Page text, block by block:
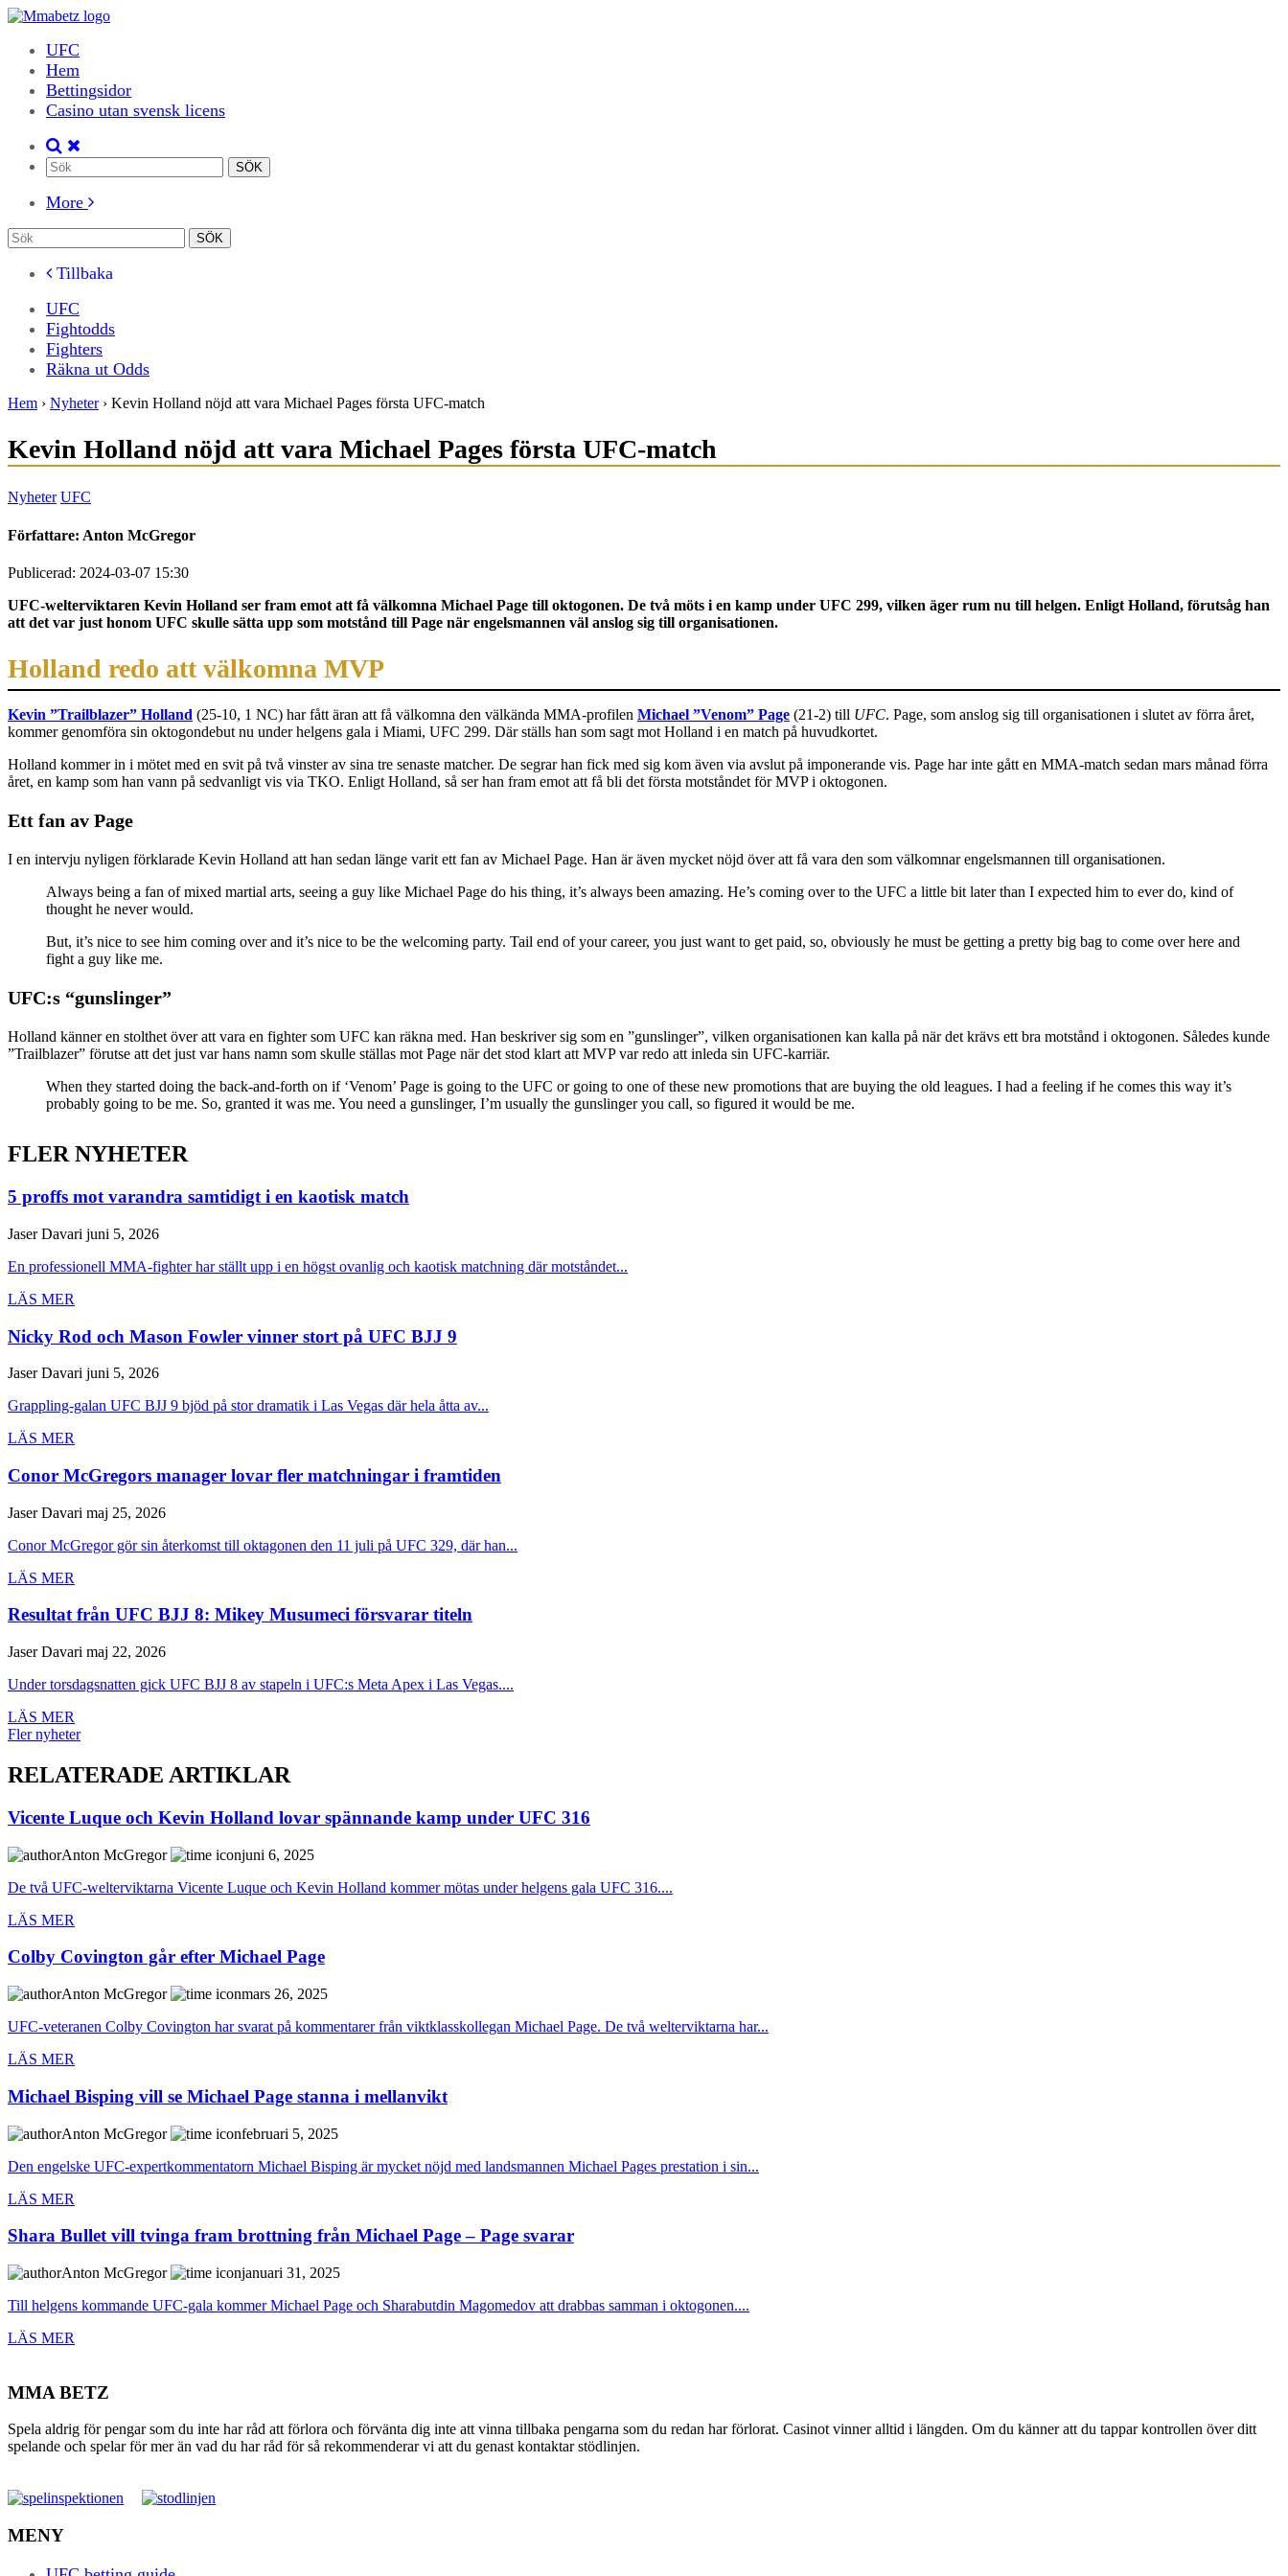
UFC
Hem
Bettingsidor
Casino utan svensk licens
More
Tillbaka
UFC
Fightodds
Fighters
Räkna ut Odds
Hem › Nyheter› Kevin Holland nöjd att vara Michael Pages första UFC-match
Kevin Holland nöjd att vara Michael Pages första UFC-match
Nyheter UFC
Författare: Anton McGregor
Publicerad: 2024-03-07 15:30
UFC-welterviktaren Kevin Holland ser fram emot att få välkomna Michael Page till oktogonen. De två möts i en kamp under UFC 299, vilken äger rum nu till helgen. Enligt Holland, förutsåg han
att det var just honom UFC skulle sätta upp som motstånd till Page när engelsmannen väl anslog sig till organisationen.
Holland redo att välkomna MVP
Kevin ”Trailblazer” Holland (25-10, 1 NC) har fått äran att få välkomna den välkända MMA-profilen Michael ”Venom” Page (21-2) till UFC. Page, som anslog sig till organisationen i slutet av förra året,
kommer genomföra sin oktogondebut nu under helgens gala i Miami, UFC 299. Där ställs han som sagt mot Holland i en match på huvudkortet.
Holland kommer in i mötet med en svit på två vinster av sina tre senaste matcher. De segrar han fick med sig kom även via avslut på imponerande vis. Page har inte gått en MMA-match sedan mars månad förra
året, en kamp som han vann på sedvanligt vis via TKO. Enligt Holland, så ser han fram emot att få bli det första motståndet för MVP i oktogonen.
Ett fan av Page
I en intervju nyligen förklarade Kevin Holland att han sedan länge varit ett fan av Michael Page. Han är även mycket nöjd över att få vara den som välkomnar engelsmannen till organisationen.
Always being a fan of mixed martial arts, seeing a guy like Michael Page do his thing, it’s always been amazing. He’s coming over to the UFC a little bit later than I expected him to ever do, kind of
thought he never would.
But, it’s nice to see him coming over and it’s nice to be the welcoming party. Tail end of your career, you just want to get paid, so, obviously he must be getting a pretty big bag to come over here and
fight a guy like me.
UFC:s “gunslinger”
Holland känner en stolthet över att vara en fighter som UFC kan räkna med. Han beskriver sig som en ”gunslinger”, vilken organisationen kan kalla på när det krävs ett bra motstånd i oktogonen. Således kunde
”Trailblazer” förutse att det just var hans namn som skulle ställas mot Page när det stod klart att MVP var redo att inleda sin UFC-karriär.
When they started doing the back-and-forth on if ‘Venom’ Page is going to the UFC or going to one of these new promotions that are buying the old leagues. I had a feeling if he comes this way it’s
probably going to be me. So, granted it was me. You need a gunslinger, I’m usually the gunslinger you call, so figured it would be me.
FLER NYHETER
5 proffs mot varandra samtidigt i en kaotisk match
Jaser Davari juni 5, 2026
En professionell MMA-fighter har ställt upp i en högst ovanlig och kaotisk matchning där motståndet...
LÄS MER
Nicky Rod och Mason Fowler vinner stort på UFC BJJ 9
Jaser Davari juni 5, 2026
Grappling-galan UFC BJJ 9 bjöd på stor dramatik i Las Vegas där hela åtta av...
LÄS MER
Conor McGregors manager lovar fler matchningar i framtiden
Jaser Davari maj 25, 2026
Conor McGregor gör sin återkomst till oktagonen den 11 juli på UFC 329, där han...
LÄS MER
Resultat från UFC BJJ 8: Mikey Musumeci försvarar titeln
Jaser Davari maj 22, 2026
Under torsdagsnatten gick UFC BJJ 8 av stapeln i UFC:s Meta Apex i Las Vegas....
LÄS MER
Fler nyheter
RELATERADE ARTIKLAR
Vicente Luque och Kevin Holland lovar spännande kamp under UFC 316
Anton McGregor
juni 6, 2025
De två UFC-welterviktarna Vicente Luque och Kevin Holland kommer mötas under helgens gala UFC 316....
LÄS MER
Colby Covington går efter Michael Page
Anton McGregor
mars 26, 2025
UFC-veteranen Colby Covington har svarat på kommentarer från viktklasskollegan Michael Page. De två welterviktarna har...
LÄS MER
Michael Bisping vill se Michael Page stanna i mellanvikt
Anton McGregor
februari 5, 2025
Den engelske UFC-expertkommentatorn Michael Bisping är mycket nöjd med landsmannen Michael Pages prestation i sin...
LÄS MER
Shara Bullet vill tvinga fram brottning från Michael Page – Page svarar
Anton McGregor
januari 31, 2025
Till helgens kommande UFC-gala kommer Michael Page och Sharabutdin Magomedov att drabbas samman i oktogonen....
LÄS MER
MMA BETZ
Spela aldrig för pengar som du inte har råd att förlora och förvänta dig inte att vinna tillbaka pengarna som du redan har förlorat. Casinot vinner alltid i längden. Om du känner att du tappar kontrollen över ditt
spelande och spelar för mer än vad du har råd för så rekommenderar vi att du genast kontaktar stödlinjen.
MENY